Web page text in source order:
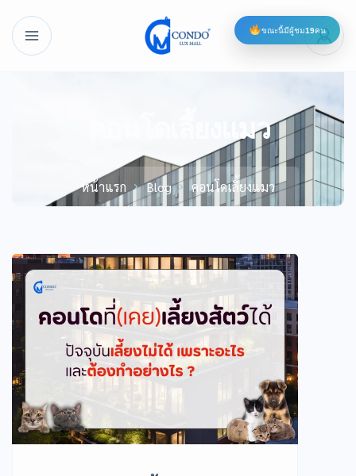
คอนโดเลี้ยงแมว
หน้าแรก Blog คอนโดเลี้ยงแมว
ขณะนี้มีผู้ชม19คน